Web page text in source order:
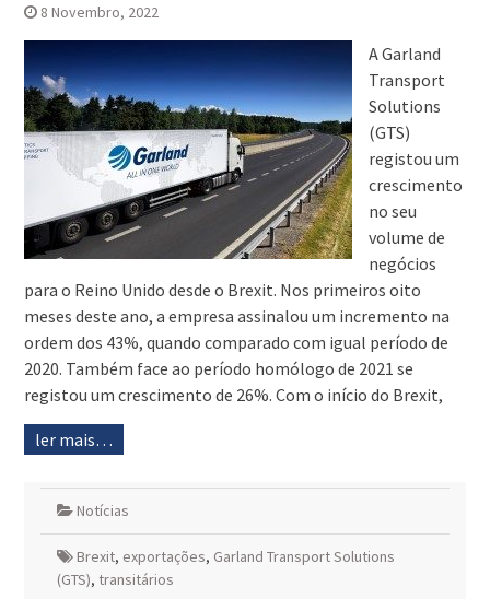
8 Novembro, 2022
A Garland
Transport
Solutions
(GTS)
registou um
crescimento
no seu
volume de
negócios
para o Reino Unido desde o Brexit. Nos primeiros oito
meses deste ano, a empresa assinalou um incremento na
ordem dos 43%, quando comparado com igual período de
2020. Também face ao período homólogo de 2021 se
registou um crescimento de 26%. Com o início do Brexit,
ler mais…
Notícias
Brexit, exportações, Garland Transport Solutions
(GTS), transitários